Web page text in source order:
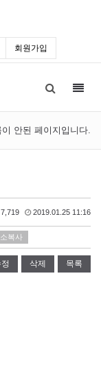
회원가입
안된 페이지입니다.
7,719 2019.01.25 11:16
복사
삭제 목록